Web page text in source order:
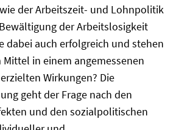
der Arbeitszeit- und Lohnpolitik
der Arbeitslosigkeit
dabei auch erfolgreich und stehen
in einem angemessenen
Wirkungen? Die
geht der Frage nach den
und den sozialpolitischen